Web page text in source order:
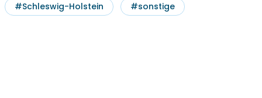
#Schleswig-Holstein #sonstige